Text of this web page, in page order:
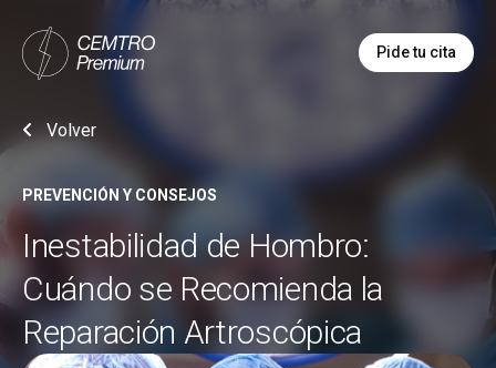
Pide tu cita
Volver
PREVENCIÓN Y CONSEJOS
Inestabilidad de Hombro:
Cuándo se Recomienda la
Reparación Artroscópica